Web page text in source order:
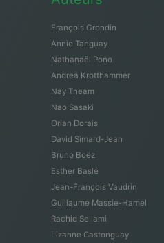
François Grondin
Annie Tanguay
Nathanaël Pono
Andrea Krotthammer
Nay Theam
Nao Sasaki
Orian Dorais
David Simard-Jean
Bruno Boëz
Esther Baslé
Jean-François Vaudrin
Guillaume Massie-Hamel
Rachid Sellami
Lizanne Castonguay